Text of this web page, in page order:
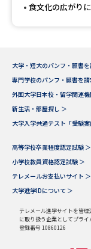
先輩が入学を決めた理
新生活お役立ちガイド
大学で学びたい
食文化の広がり
大学・短大のパンフ・願書を
専門学校のパンフ・願書を請
外国大学日本校・留学関連機
新生活・部屋探し ＞
大学入学共通テスト「受験案
高等学校卒業程度認定試験 ＞
小学校教員資格認定試験 ＞
テレメールお支払いサイト ＞
大学進学IDについて ＞
テレメール進学サイトを管
に取り扱う企業としてプライ
登録番号 10860126